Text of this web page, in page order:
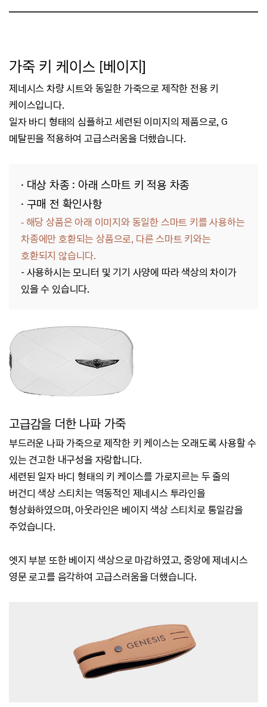
가죽 키 케이스 [베이지]
제네시스 차량 시트와 동일한 가죽으로 제작한 전용 키
케이스입니다.
일자 바디 형태의 심플하고 세련된 이미지의 제품으로, G
메탈핀을 적용하여 고급스러움을 더했습니다.
· 대상 차종 : 아래 스마트 키 적용 차종
· 구매 전 확인사항
- 해당 상품은 아래 이미지와 동일한 스마트 키를 사용하는
차종에만 호환되는 상품으로, 다른 스마트 키와는
호환되지 않습니다.
- 사용하시는 모니터 및 기기 사양에 따라 색상의 차이가
있을 수 있습니다.
고급감을 더한 나파 가죽
부드러운 나파 가죽으로 제작한 키 케이스는 오래도록 사용할 수
있는 견고한 내구성을 자랑합니다.
세련된 일자 바디 형태의 키 케이스를 가로지르는 두 줄의
버건디 색상 스티치는 역동적인 제네시스 투라인을
형상화하였으며,아웃라인은 베이지 색상 스티치로 통일감을
주었습니다.
엣지 부분 또한베이지 색상으로 마감하였고,중앙에 제네시스
영문 로고를 음각하여 고급스러움을 더했습니다.